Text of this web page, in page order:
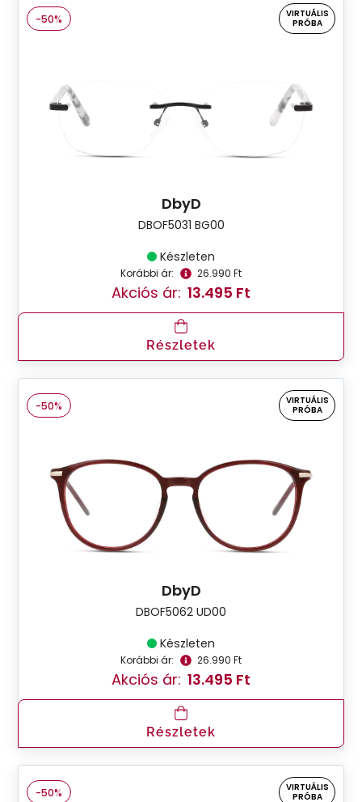
-50%
VIRTUÁLIS
PRÓBA
DbyD
DBOF5031 BG00
Készleten
Korábbi ár: 26.990 Ft
Akciós ár: 13.495 Ft
Részletek
-50%
VIRTUÁLIS
PRÓBA
DbyD
DBOF5062 UD00
Készleten
Korábbi ár: 26.990 Ft
Akciós ár: 13.495 Ft
Részletek
-50%
VIRTUÁLIS
PRÓBA